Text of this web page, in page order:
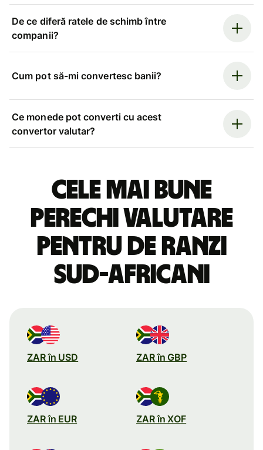
De ce diferă ratele de schimb între
companii?
Cum pot să-mi convertesc banii?
Ce monede pot converti cu acest
convertor valutar?
Cele mai bune
perechi valutare
pentru de ranzi
sud-africani
ZAR în USD ZAR în GBP
ZAR în EUR ZAR în XOF